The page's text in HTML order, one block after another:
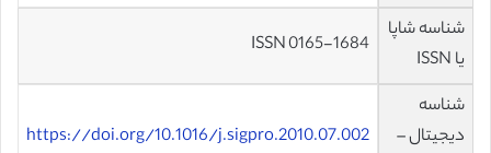
شناسه شاپا
یا ISSN
ISSN 0165-1684
شناسه
دیجیتال –
https://doi.org/10.1016/j.sigpro.2010.07.002